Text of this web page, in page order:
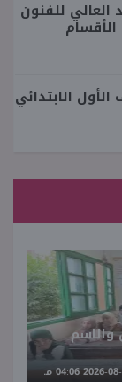
للفنون
الابتدائي
والاسم